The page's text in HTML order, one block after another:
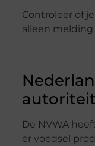
Controleer of
alleen
autoriteit
De NVWA
er voedsel